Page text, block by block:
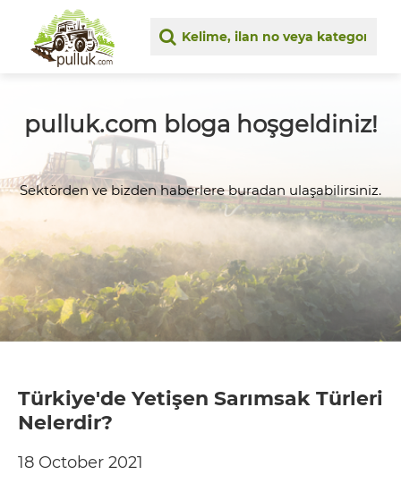
pulluk.com bloga hoşgeldiniz!
Sektörden ve bizden haberlere buradan ulaşabilirsiniz.
Türkiye'de Yetişen Sarımsak Türleri
Nelerdir?
18 October 2021